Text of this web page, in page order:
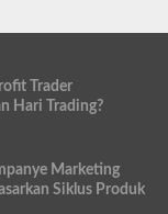
Trader
Hari Trading?
Marketing
Siklus Produk